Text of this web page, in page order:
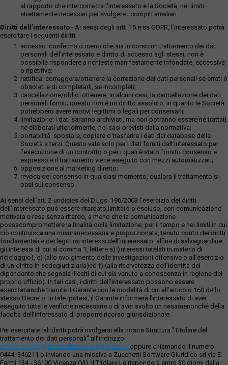
al rapporto che intercorre tra l’interessato e la Società, nei limiti
strettamente necessari per svolgere i compiti ausiliari.
Diritti dell’interessato - Ai sensi degli artt. 15 e ss GDPR, l’interessato potrà
esercitare i seguenti diritti:
accesso: conferma o meno che sia in corso un trattamento dei dati
personali dell’interessato e diritto di accesso agli stessi; non è
possibile rispondere a richieste manifestamente infondate, eccessive
o ripetitive;
rettifica: correggere/ottenere la correzione dei dati personali se errati o
obsoleti e di completarli, se incompleti;
cancellazione/oblio: ottenere, in alcuni casi, la cancellazione dei dati
personali forniti; questo non è un diritto assoluto, in quanto le Società
potrebbero avere motivi legittimi o legali per conservarli;
limitazione: i dati saranno archiviati, ma non potranno essere né trattati,
né elaborati ulteriormente, nei casi previsti dalla normativa;
portabilità: spostare, copiare o trasferire i dati dai database delle
Società a terzi. Questo vale solo per i dati forniti dall’interessato per
l’esecuzione di un contratto o per i quali è stato fornito consenso e
espresso e il trattamento viene eseguito con mezzi automatizzati;
opposizione al marketing diretto;
revoca del consenso in qualsiasi momento, qualora il trattamento si
basi sul consenso.
Ai sensi dell’art. 2-undicies del D.Lgs. 196/2003 l’esercizio dei diritti
dell’interessato può essere ritardato,limitato o escluso, con comunicazione
motivata e resa senza ritardo, a meno che la comunicazione
possacompromettere la finalità della limitazione, per il tempo e nei limiti in cui
ciò costituisca una misuranecessaria e proporzionata, tenuto conto dei diritti
fondamentali e dei legittimi interessi dell’interessato, alfine di salvaguardare
gli interessi di cui al comma 1, lettere a) (interessi tutelati in materia di
riciclaggio), e) (allo svolgimento delle investigazioni difensive o all’esercizio
di un diritto in sedegiudiziaria)ed f) (alla riservatezza dell’identità del
dipendente che segnala illeciti di cui sia venuto a conoscenza in ragione del
proprio ufficio). In tali casi, i diritti dell’interessato possono essere
esercitatianche tramite il Garante con le modalità di cui all’articolo 160 dello
stesso Decreto. In tale ipotesi, il Garante informerà l’interessato di aver
eseguito tutte le verifiche necessarie o di aver svolto un riesamenonché della
facoltà dell’interessato di proporre ricorso giurisdizionale.
Per esercitare tali diritti potrà rivolgersi alla nostra Struttura "Titolare del
trattamento dei dati personali" all'indirizzo
ufficio.privacy@zucchettisofwaregiuridico.itoppure chiamando il numero
0444. 346211 o inviando una missiva a Zucchetti Software Giuridico srl via E.
Fermi,134 - 36100 Vicenza (VI). Il Titolare Le risponderà entro 30 giorni dalla